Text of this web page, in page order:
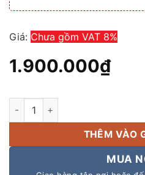
Giá: Chưa gồm VAT 8%
1.900.000₫
Máy trợ giảng Mitsunal M8
THÊM VÀO
MUA